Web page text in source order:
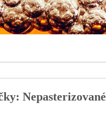
Nepasterizované